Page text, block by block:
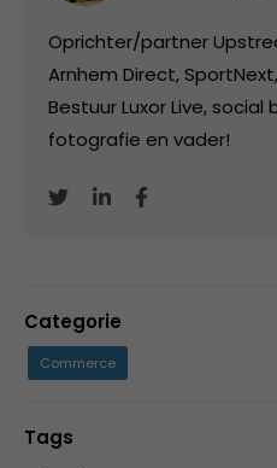
Oprichter/partner
Arnhem Direct,
Bestuur Luxor Live, social
fotografie en vader!
Categorie
Commerce
Tags